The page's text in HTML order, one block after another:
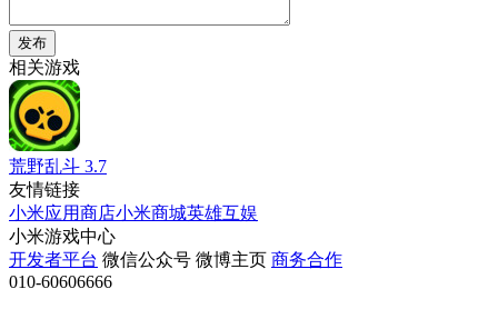
发布
相关游戏
荒野乱斗 3.7
友情链接
小米应用商店小米商城英雄互娱
小米游戏中心
开发者平台 微信公众号 微博主页 商务合作
010-60606666